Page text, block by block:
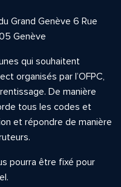
Grand Genève 6 Rue
Genève
qui souhaitent
organisés par l’OFPC,
De manière
tous les codes et
et répondre de manière
pourra être fixé pour